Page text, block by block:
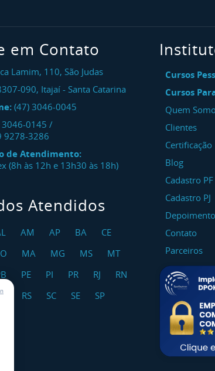
em Contato
Lamim, 110, São Judas
090, Itajaí - Santa Catarina
(47) 3046-0045
3046-0145 /
9278-3286
de Atendimento:
(8h às 12h e 13h30 às 18h)
Atendidos
AM AP BA
CE
MA MG MS
MT
PE PI PR RJ
RN
RS SC SE
SP
Cursos
Cursos
Quem
Clientes
Certificação
Blog
Cadastro PF
Cadastro PJ
Contato
Parceiros